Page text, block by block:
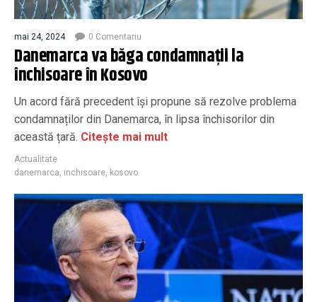
mai 24, 2024 0 Comentariu
Danemarca va băga condamnații la
închisoare în Kosovo
Un acord fără precedent își propune să rezolve problema
condamnaților din Danemarca, în lipsa închisorilor din
această țară. Citește mai mult
Actualitate
danemarca, inchisoare, kosovo